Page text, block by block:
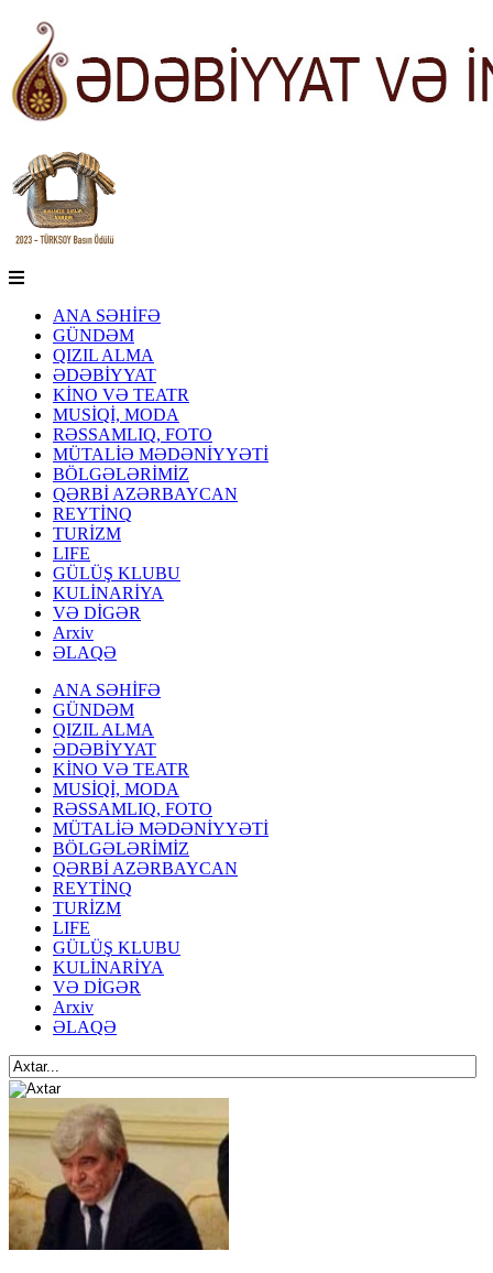
ANA SƏHİFƏ
GÜNDƏM
QIZIL ALMA
ƏDƏBİYYAT
KİNO VƏ TEATR
MUSİQİ, MODA
RƏSSAMLIQ, FOTO
MÜTALİƏ MƏDƏNİYYƏTİ
BÖLGƏLƏRİMİZ
QƏRBİ AZƏRBAYCAN
REYTİNQ
TURİZM
LIFE
GÜLÜŞ KLUBU
KULİNARİYA
VƏ DİGƏR
Arxiv
ƏLAQƏ
ANA SƏHİFƏ
GÜNDƏM
QIZIL ALMA
ƏDƏBİYYAT
KİNO VƏ TEATR
MUSİQİ, MODA
RƏSSAMLIQ, FOTO
MÜTALİƏ MƏDƏNİYYƏTİ
BÖLGƏLƏRİMİZ
QƏRBİ AZƏRBAYCAN
REYTİNQ
TURİZM
LIFE
GÜLÜŞ KLUBU
KULİNARİYA
VƏ DİGƏR
Arxiv
ƏLAQƏ